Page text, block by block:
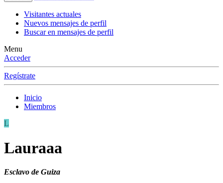
Visitantes actuales
Nuevos mensajes de perfil
Buscar en mensajes de perfil
Menu
Acceder
Regístrate
Inicio
Miembros
L
Lauraaa
Esclavo de Guiza